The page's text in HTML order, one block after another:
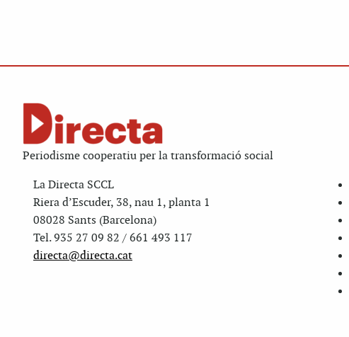
Periodisme cooperatiu per la transformació social
La Directa SCCL
Riera d’Escuder, 38, nau 1, planta 1
08028 Sants (Barcelona)
Tel. 935 27 09 82 / 661 493 117
directa@directa.cat